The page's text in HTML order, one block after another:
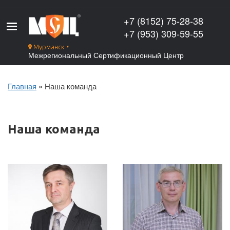
основному
содержанию
Мурманск ▼
Межрегиональный Сертификационный Центр
+7 (8152) 75-28-38
+7 (953) 309-59-55
Главная Наша команда
Наша команда